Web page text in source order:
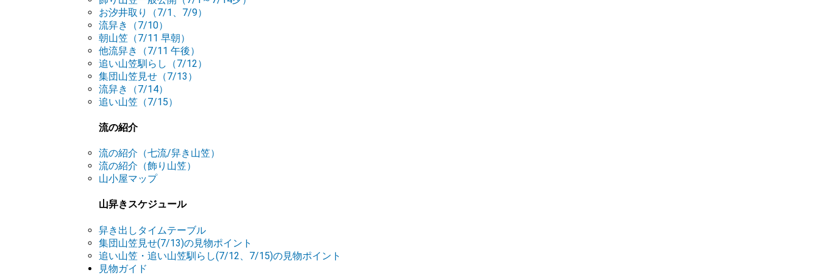
お汐井取り（7/1、7/9）
流舁き（7/10）
朝山笠（7/11 早朝）
他流舁き（7/11 午後）
追い山笠馴らし（7/12）
集団山笠見せ（7/13）
流舁き（7/14）
追い山笠（7/15）
流の紹介
流の紹介（七流/舁き山笠）
流の紹介（飾り山笠）
山小屋マップ
山舁きスケジュール
舁き出しタイムテーブル
集団山笠見せ(7/13)の見物ポイント
追い山笠・追い山笠馴らし(7/12、7/15)の見物ポイント
見物ガイド